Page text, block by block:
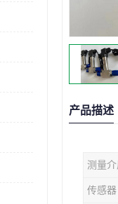
产品描述
测量
传感器